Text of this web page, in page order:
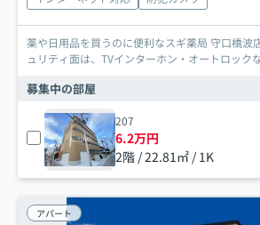
薬や日用品を買うのに便利なスギ薬局 守口橋波
ュリティ面は、TVインターホン・オートロック
募集中の部屋
207
6.2万円
2階 / 22.81㎡ / 1K
アパート